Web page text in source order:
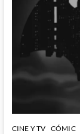
espacio-
tiempo!
CINE Y TV CÓMIC